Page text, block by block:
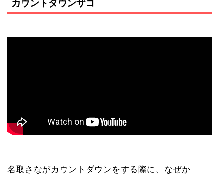
カウントダウンザコ
名取さながカウントダウンをする際に、なぜか